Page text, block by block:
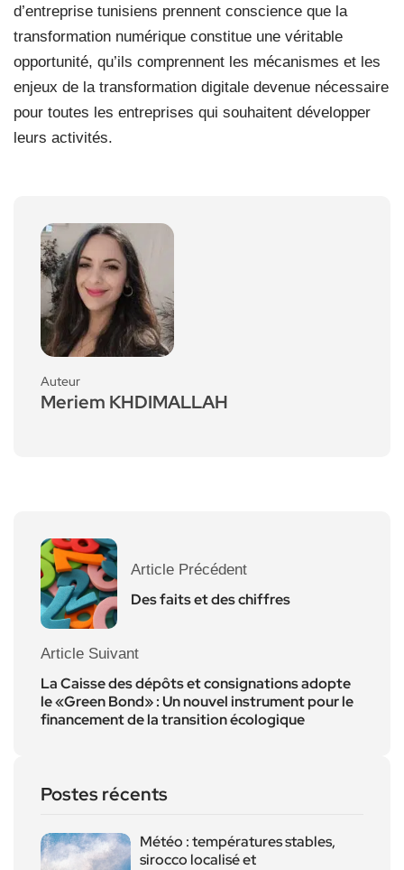
d’entreprise tunisiens prennent conscience que la
transformation numérique constitue une véritable
opportunité, qu’ils comprennent les mécanismes et les
enjeux de la transformation digitale devenue nécessaire
pour toutes les entreprises qui souhaitent développer
leurs activités.
Auteur
Meriem KHDIMALLAH
Article Précédent
Des faits et des chiffres
Article Suivant
La Caisse des dépôts et consignations adopte
le «Green Bond» : Un nouvel instrument pour le
financement de la transition écologique
Postes récents
Météo : températures stables,
sirocco localisé et